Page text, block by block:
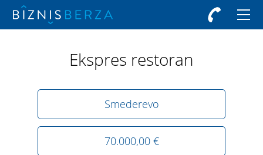
Ekspres restoran
Smederevo
70.000,00 €